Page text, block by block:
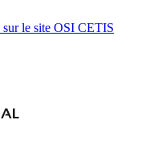
le site OSI CETIS